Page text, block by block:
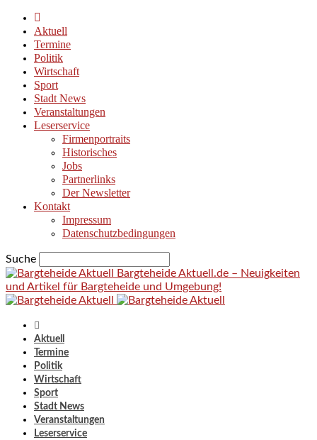
Aktuell
Termine
Politik
Wirtschaft
Sport
Stadt News
Veranstaltungen
Leserservice
Firmenportraits
Historisches
Jobs
Partnerlinks
Der Newsletter
Kontakt
Impressum
Datenschutzbedingungen
Suche
Bargteheide Aktuell.de – Neuigkeiten
und Artikel für Bargteheide und Umgebung!
Aktuell
Termine
Politik
Wirtschaft
Sport
Stadt News
Veranstaltungen
Leserservice